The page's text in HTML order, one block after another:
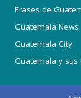
Frases de
Guatemala News
Guatemala City
Guatemala y